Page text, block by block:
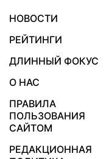
НОВОСТИ
РЕЙТИНГИ
ДЛИННЫЙ ФОКУС
О НАС
ПРАВИЛА
ПОЛЬЗОВАНИЯ
САЙТОМ
РЕДАКЦИОННАЯ